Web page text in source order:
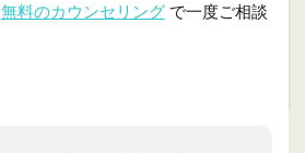
無料のカウンセリング で一度ご相談